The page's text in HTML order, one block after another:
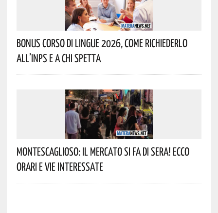
Bonus Corso Di Lingue 2026, Come Richiederlo
All’INPS E A Chi Spetta
Montescaglioso: Il Mercato Si Fa Di Sera! Ecco
Orari E Vie Interessate